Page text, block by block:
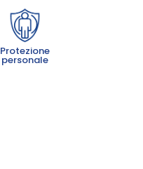
Protezione
personale
Protezione
personale